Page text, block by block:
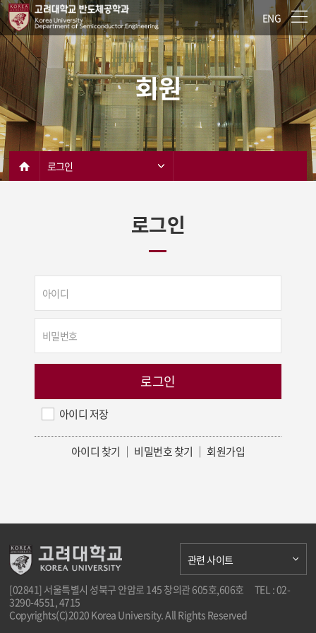
ENG
회원
로그인
로그인
아이디 저장
아이디 찾기 ｜ 비밀번호 찾기 ｜ 회원가입
[02841] 서울특별시 성북구 안암로 145 창의관 605호,606호
TEL : 02-
3290-4551, 4715
Copyrights(C)2020 Korea University. All Rights Reserved
관련 사이트